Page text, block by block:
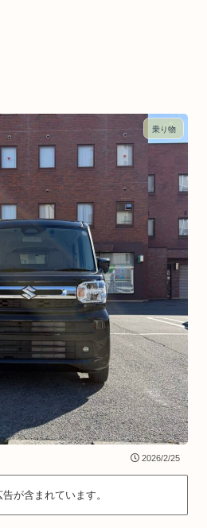
乗り物
2026/2/25
が含まれています。